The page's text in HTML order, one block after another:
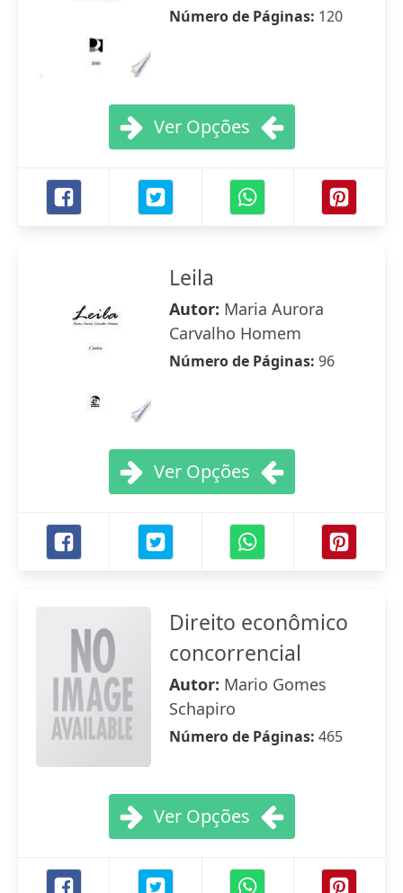
Número de Páginas: 120
Ver Opções
Leila
Autor: Maria Aurora
Carvalho Homem
Número de Páginas: 96
Ver Opções
Direito econômico
concorrencial
Autor: Mario Gomes
Schapiro
Número de Páginas: 465
Ver Opções